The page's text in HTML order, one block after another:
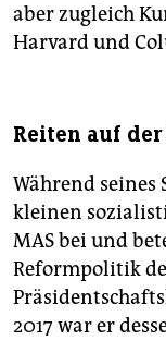
aber zugleich
Harvard und
Reiten auf
Während
kleinen
MAS bei und
Reformpolitik
2017 war er